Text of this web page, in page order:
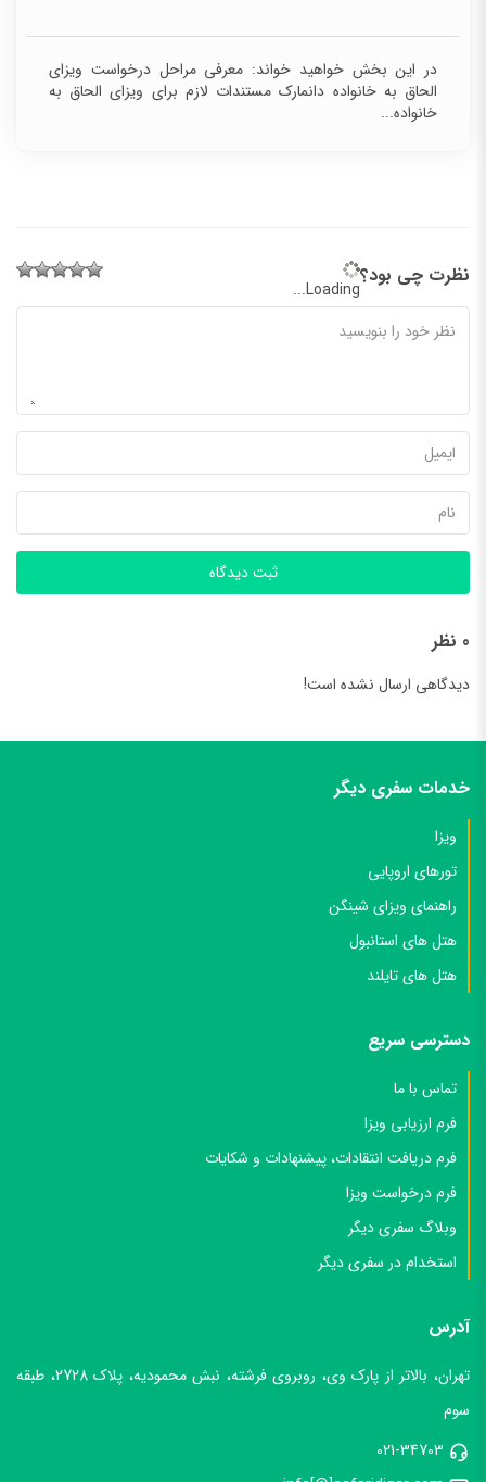
در این بخش خواهید خواند: معرفی مراحل درخواست ویزای
الحاق به خانواده دانمارک مستندات لازم برای ویزای الحاق به
خانواده...
نظرت چی بود؟
Loading...
ثبت دیدگاه
0 نظر
دیدگاهی ارسال نشده است!
خدمات سفری دیگر
ویزا
تورهای اروپایی
راهنمای ویزای شینگن
هتل های استانبول
هتل های تایلند
دسترسی سریع
تماس با ما
فرم ارزیابی ویزا
فرم دریافت انتقادات، پیشنهادات و شکایات
فرم درخواست ویزا
وبلاگ سفری دیگر
استخدام در سفری دیگر
آدرس
تهران، بالاتر از پارک وی، روبروی فرشته، نبش محمودیه، پلاک 2728، طبقه
سوم
021-34703